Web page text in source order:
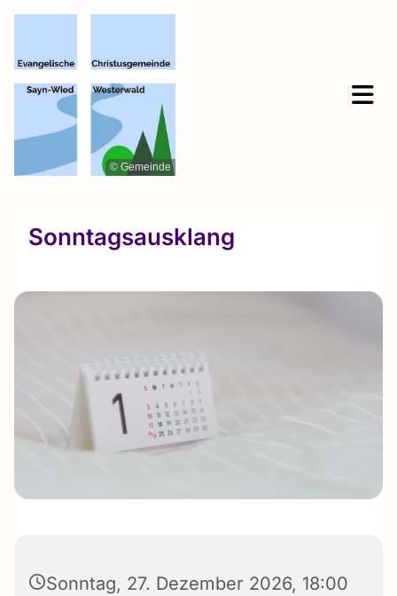
© Gemeinde
Sonntagsausklang
Sonntag, 27. Dezember 2026, 18:00